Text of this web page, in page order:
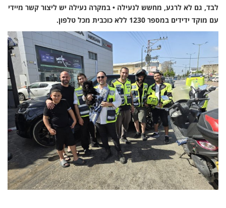
לבד, גם לא לרגע, מחשש לנעילה • במקרה נעילה יש ליצור קשר מיידי
עם מוקד ידידים במספר 1230 ללא כוכבית מכל טלפון.